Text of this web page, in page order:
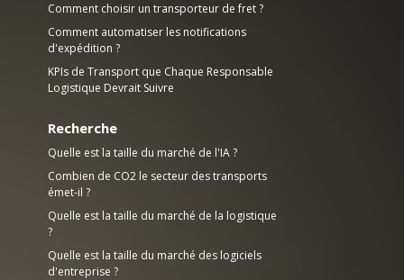
Comment choisir un transporteur de fret ?
Comment automatiser les notifications
d'expédition ?
KPIs de Transport que Chaque Responsable
Logistique Devrait Suivre
Recherche
Quelle est la taille du marché de l'IA ?
Combien de CO2 le secteur des transports
émet-il ?
Quelle est la taille du marché de la logistique
?
Quelle est la taille du marché des logiciels
d'entreprise ?